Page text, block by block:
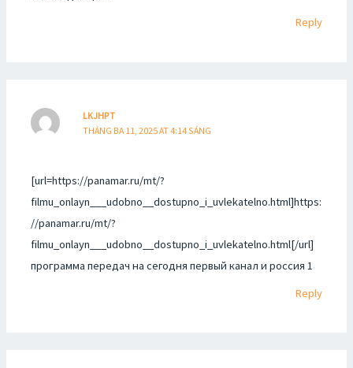
Reply
LKJHPT
THÁNG BA 11, 2025 AT 4:14 SÁNG
[url=https://panamar.ru/mt/?
filmu_onlayn___udobno__dostupno_i_uvlekatelno.html]https:
//panamar.ru/mt/?
filmu_onlayn___udobno__dostupno_i_uvlekatelno.html[/url]
программа передач на сегодня первый канал и россия 1
Reply